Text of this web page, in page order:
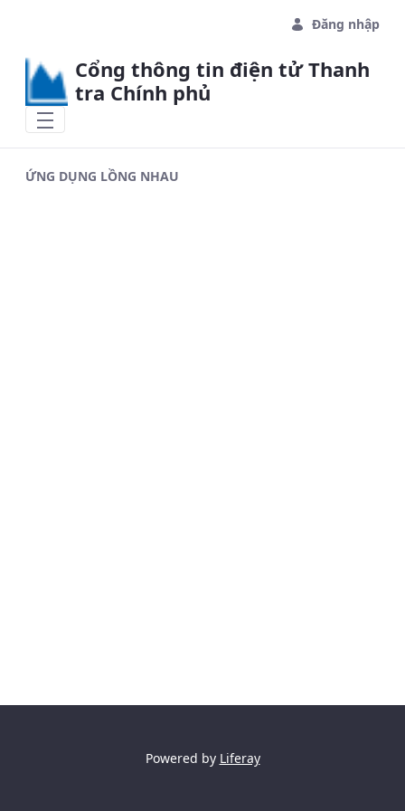
Đăng nhập
Cổng thông tin điện tử Thanh
tra Chính phủ
ỨNG DỤNG LỒNG NHAU
Powered by Liferay